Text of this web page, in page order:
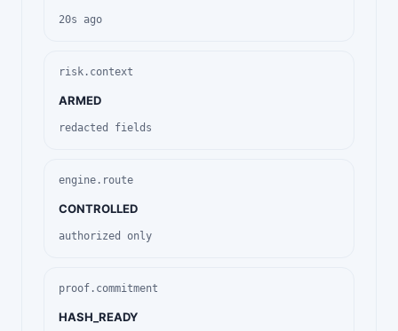
20s ago
risk.context
ARMED
redacted fields
engine.route
CONTROLLED
authorized only
proof.commitment
HASH_READY